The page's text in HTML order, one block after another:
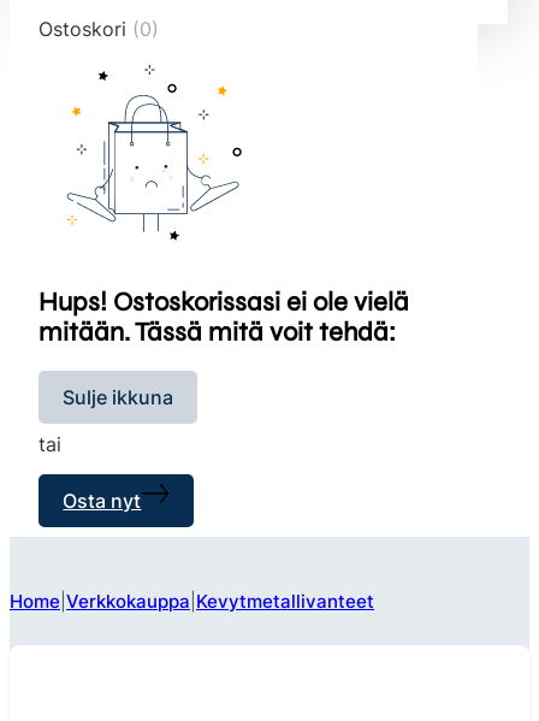
Ostoskori (0)
Hups! Ostoskorissasi ei ole vielä
mitään. Tässä mitä voit tehdä:
Sulje ikkuna
tai
Osta nyt
Home Verkkokauppa Kevytmetallivanteet